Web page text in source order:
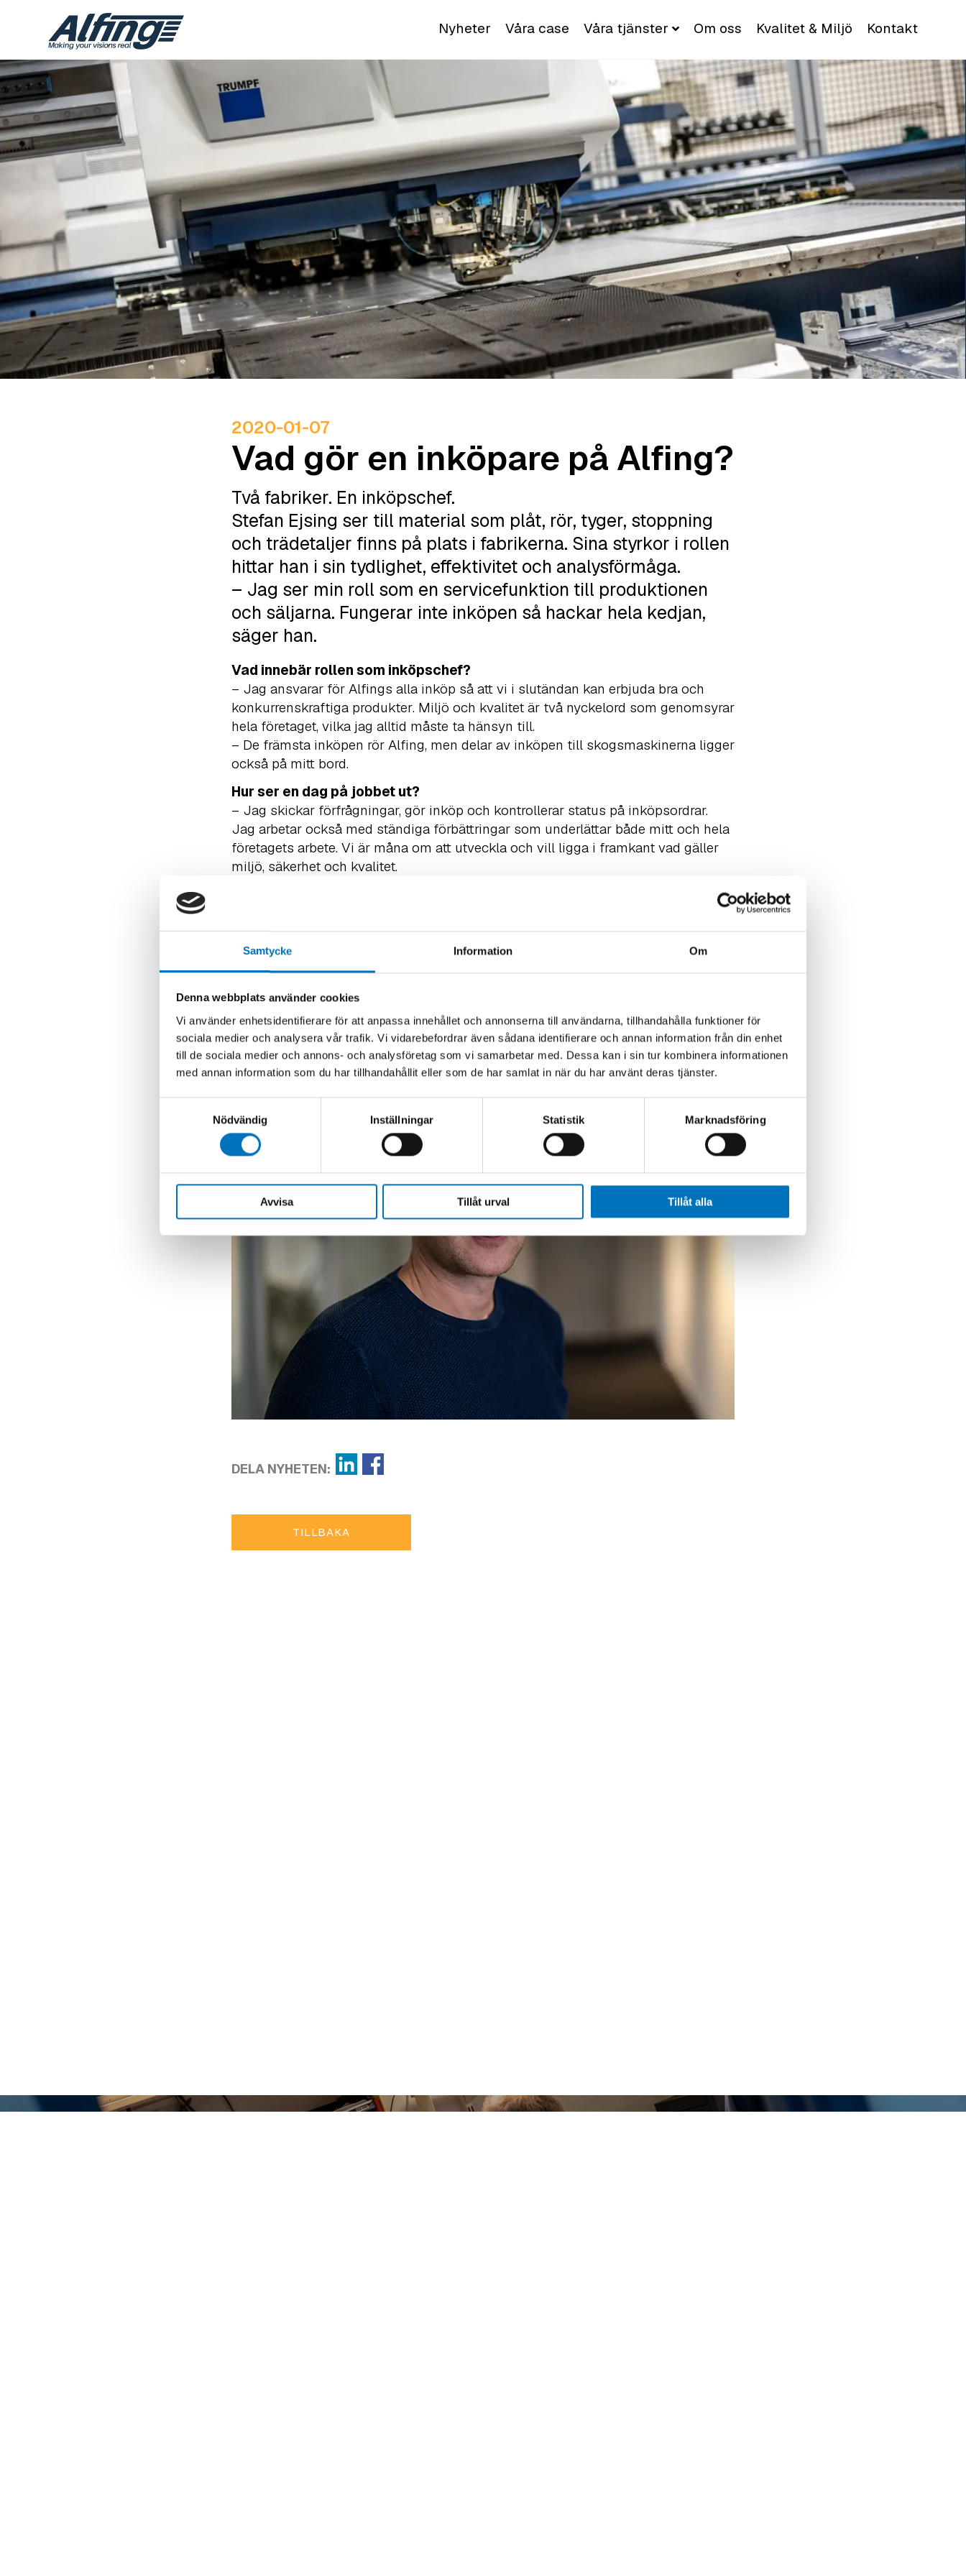
Samtycke Information Om
Denna webbplats använder cookies
Vi använder enhetsidentifierare för att anpassa innehållet och annonserna till användarna, tillhandahålla funktioner för
sociala medier och analysera vår trafik. Vi vidarebefordrar även sådana identifierare och annan information från din enhet
till de sociala medier och annons- och analysföretag som vi samarbetar med. Dessa kan i sin tur kombinera informationen
med annan information som du har tillhandahållit eller som de har samlat in när du har använt deras tjänster.
Nödvändig
Inställningar Statistik Marknadsföring
Avvisa Tillåt urval Tillåt alla
Nyheter Våra case Våra tjänster Om oss Kvalitet & Miljö Kontakt
2020-01-07
Vad gör en inköpare på Alfing?
Två fabriker. En inköpschef.
Stefan Ejsing ser till material som plåt, rör, tyger, stoppning
och trädetaljer finns på plats i fabrikerna. Sina styrkor i rollen
hittar han i sin tydlighet, effektivitet och analysförmåga.
– Jag ser min roll som en servicefunktion till produktionen
och säljarna. Fungerar inte inköpen så hackar hela kedjan,
säger han.
Vad innebär rollen som inköpschef?
– Jag ansvarar för Alfings alla inköp så att vi i slutändan kan erbjuda bra och
konkurrenskraftiga produkter. Miljö och kvalitet är två nyckelord som genomsyrar
hela företaget, vilka jag alltid måste ta hänsyn till.
– De främsta inköpen rör Alfing, men delar av inköpen till skogsmaskinerna ligger
också på mitt bord.
Hur ser en dag på jobbet ut?
– Jag skickar förfrågningar, gör inköp och kontrollerar status på inköpsordrar.
Jag arbetar också med ständiga förbättringar som underlättar både mitt och hela
företagets arbete. Vi är måna om att utveckla och vill ligga i framkant vad gäller
miljö, säkerhet och kvalitet.
– Att prioritera rätt och att kunna förutse var eventuella problem eller brister kan
uppstå.
Vad gör du helst på fritiden?
– Jag tycker om jakt och fiske och försöker komma ut och springa tre gånger i
veckan. Men med familj är det inte alltid så lätt att hinna med och ibland är det
rätt skönt att bara lägga sig i soffan och titta på någon serie på Netflix
DELA NYHETEN:
TILLBAKA